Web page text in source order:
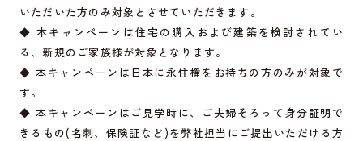
いただいた方のみ対象とさせていただきます。
◆ 本キャンペーンは住宅の購入および建築を検討されてい
る、新規のご家族様が対象となります。
◆ 本キャンペーンは日本に永住権をお持ちの方のみが対象で
す。
◆ 本キャンペーンはご見学時に、ご夫婦そろって身分証明で
きるもの(名刺、保険証など)を弊社担当にご提出いただける方